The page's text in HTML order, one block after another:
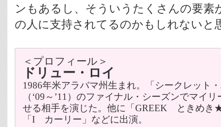
ンもあるし、そういうたくさんの要素
の人に支持されてるのかもしれないと
＜プロフィール＞
ドリュー・ロイ
1986年米アラバマ州生まれ。「シークレット
（‘09～’11）のファイナル・シーズンでマイ
せる相手を演じた。他に「GREEK ときめき
「I カーリー」などに出演。